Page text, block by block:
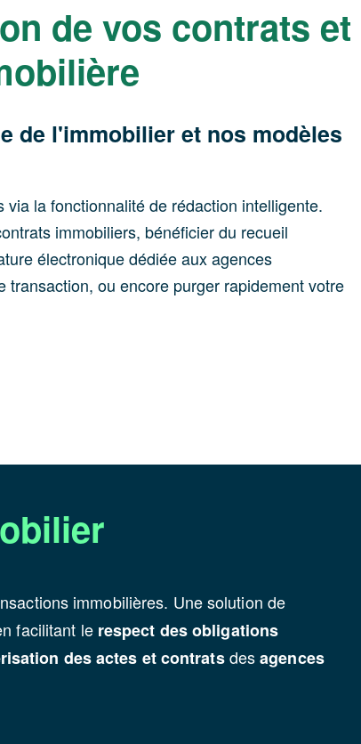
de vos contrats et
de l'immobilier et nos modèles
la fonctionnalité de rédaction intelligente.
immobiliers, bénéficier du recueil
électronique dédiée aux agences
ou encore purger rapidement votre
immobilières. Une solution de
facilitant le respect des obligations
des actes et contratsdesagences